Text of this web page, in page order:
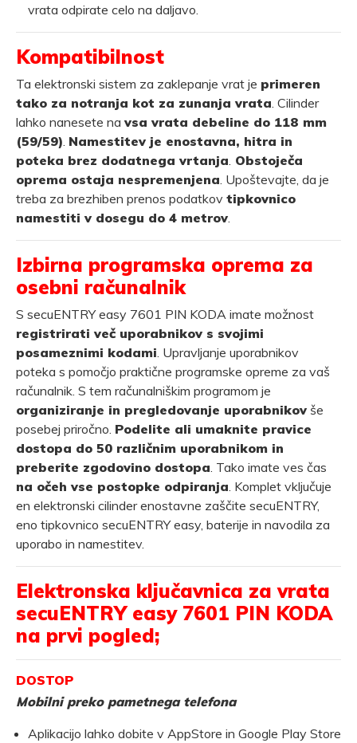
vrata odpirate celo na daljavo.
Kompatibilnost
Ta elektronski sistem za zaklepanje vrat je primeren
tako za notranja kot za zunanja vrata. Cilinder
lahko nanesete na vsa vrata debeline do 118 mm
(59/59). Namestitev je enostavna, hitra in
poteka brez dodatnega vrtanja. Obstoječa
oprema ostaja nespremenjena. Upoštevajte, da je
treba za brezhiben prenos podatkov tipkovnico
namestiti v dosegu do 4 metrov.
Izbirna programska oprema za
osebni računalnik
S secuENTRY easy 7601 PIN KODA imate možnost
registrirati več uporabnikov s svojimi
posameznimi kodami. Upravljanje uporabnikov
poteka s pomočjo praktične programske opreme za vaš
računalnik. S tem računalniškim programom je
organiziranje in pregledovanje uporabnikov še
posebej priročno. Podelite ali umaknite pravice
dostopa do 50 različnim uporabnikom in
preberite zgodovino dostopa. Tako imate ves čas
na očeh vse postopke odpiranja. Komplet vključuje
en elektronski cilinder enostavne zaščite secuENTRY,
eno tipkovnico secuENTRY easy, baterije in navodila za
uporabo in namestitev.
Elektronska ključavnica za vrata
secuENTRY easy 7601 PIN KODA
na prvi pogled;
DOSTOP
Mobilni preko pametnega telefona
Aplikacijo lahko dobite v AppStore in Google Play Store